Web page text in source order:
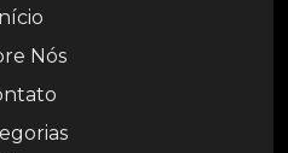
Início
Nós